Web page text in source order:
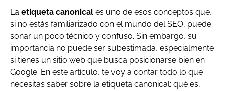
La etiqueta canonical es uno de esos conceptos que,
si no estás familiarizado con el mundo del SEO, puede
sonar un poco técnico y confuso. Sin embargo, su
importancia no puede ser subestimada, especialmente
si tienes un sitio web que busca posicionarse bien en
Google. En este artículo, te voy a contar todo lo que
necesitas saber sobre la etiqueta canonical: qué es,